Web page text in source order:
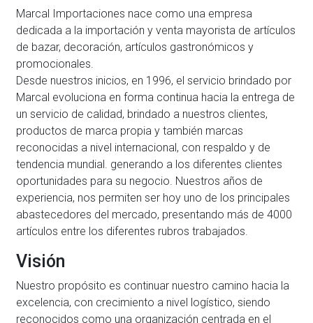
Marcal Importaciones nace como una empresa
dedicada a la importación y venta mayorista de artículos
de bazar, decoración, artículos gastronómicos y
promocionales.
Desde nuestros inicios, en 1996, el servicio brindado por
Marcal evoluciona en forma continua hacia la entrega de
un servicio de calidad, brindado a nuestros clientes,
productos de marca propia y también marcas
reconocidas a nivel internacional, con respaldo y de
tendencia mundial. generando a los diferentes clientes
oportunidades para su negocio. Nuestros años de
experiencia, nos permiten ser hoy uno de los principales
abastecedores del mercado, presentando más de 4000
artículos entre los diferentes rubros trabajados.
Visión
Nuestro propósito es continuar nuestro camino hacia la
excelencia, con crecimiento a nivel logístico, siendo
reconocidos como una organización centrada en el